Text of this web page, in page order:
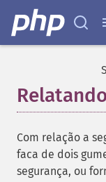
Com relação a
faca de dois
segurança, ou